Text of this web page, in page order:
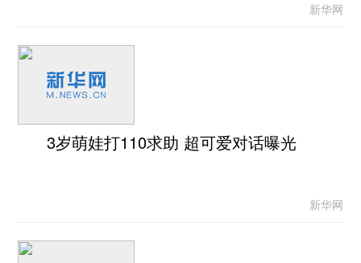
新华网
3岁萌娃打110求助 超可爱对话曝光
新华网